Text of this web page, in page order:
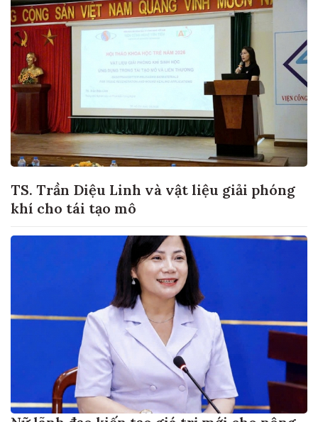
TS. Trần Diệu Linh và vật liệu giải phóng
khí cho tái tạo mô